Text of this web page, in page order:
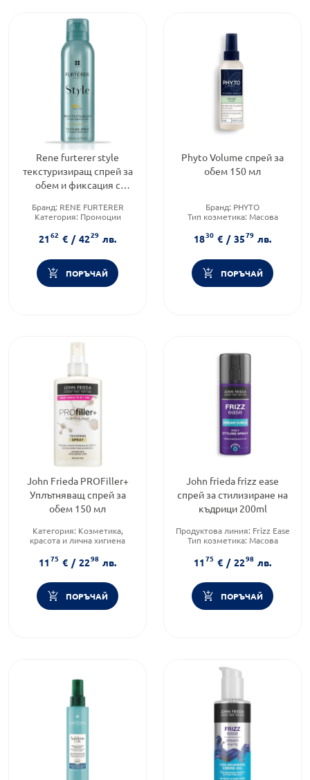
Rene furterer style
текстуризиращ спрей за
обем и фиксация с
200мл
Бранд: RENE FURTERER
Категория: Промоции
Дермокозметика
2162 € / 4229 лв.
ПОРЪЧАЙ
Phyto Volume спрей за
обем 150 мл
Бранд: PHYTO
Тип козметика: Масова
Тип продукт:Спрей
1830 € / 3579 лв.
ПОРЪЧАЙ
John Frieda PROFiller+
Уплътняващ спрей за
обем 150 мл
Категория: Козметика,
красота и лична хигиена
козметика
Форма на продукта:спрей
1175 € / 2298 лв.
ПОРЪЧАЙ
John frieda frizz ease
спрей за стилизиране на
къдрици 200ml
Продуктова линия: Frizz Ease
Тип козметика: Масова
Тип продукт:Спрей
1175 € / 2298 лв.
ПОРЪЧАЙ